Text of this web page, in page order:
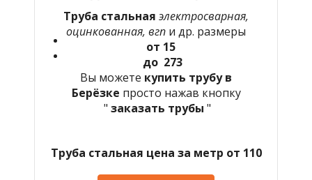
Труба стальная электросварная,
оцинкованная, вгп и др. размеры
от 15
до 273
Вы можете купить трубу в
Берёзке просто нажав кнопку
" заказать трубы "
Труба стальная цена за метр от 110